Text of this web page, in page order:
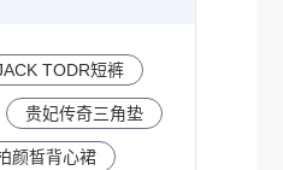
TODR短裤
贵妃传奇三角垫
颜晳背心裙